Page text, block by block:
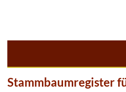
Stammbaumregister